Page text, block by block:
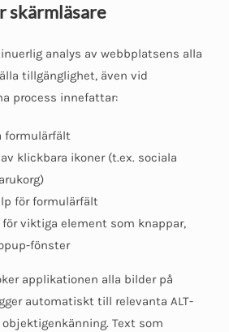
skärmläsare
analys av webbplatsens alla
tillgänglighet, även vid
process innefattar:
formulärfält
klickbara ikoner (t.ex. sociala
för formulärfält
för viktiga element som knappar,
fönster
applikationen alla bilder på
automatiskt till relevanta ALT-
Text som